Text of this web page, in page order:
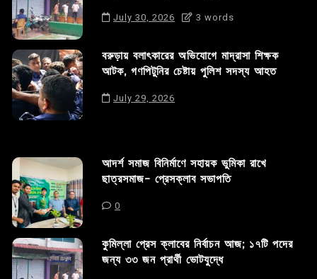
July 30, 2026 3 words
বরুড়ায় বলাৎকারের অভিযোগে মাদ্রাসা শিক্ষক
আটক, গণপিটুনির চেষ্টায় পুলিশ সদস্য আহত
July 29, 2026
আদর্শ সমাজ বিনির্মাণে সহায়ক ভুমিকা রাখে
ছাত্রসমাজ- প্রেসক্লাব সভাপতি
0
কুমিল্লা প্রেস ক্লাবের নির্বাচন আজ; ১৭টি পদের
জন্য ৩৩ জন প্রার্থী ভোটযুদ্ধে